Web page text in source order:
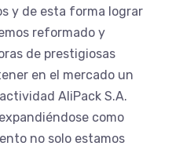
y de esta forma lograr
reformado y
de prestigiosas
en el mercado un
AliPack S.A.
como
no solo estamos